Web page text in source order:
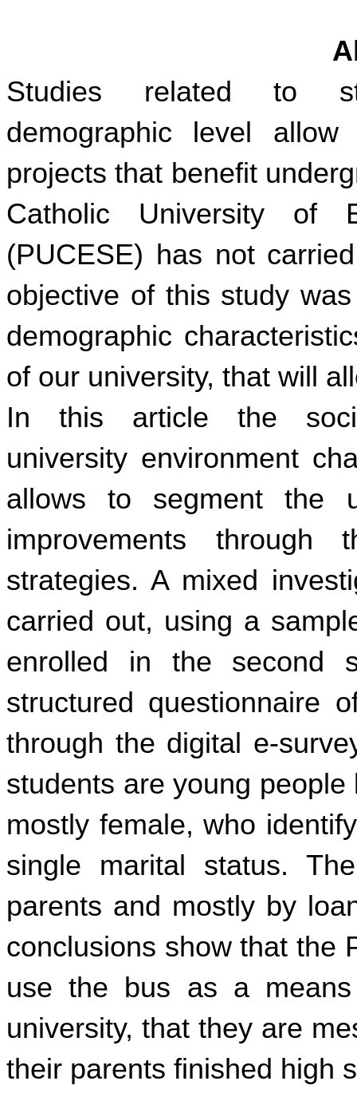
Studies related to
demographic level
projects that benefit
Catholic University of
(PUCESE) has not
objective of this study
demographic
of our university, that will
In this article the
university environment
allows to segment the
improvements
strategies. A mixed
carried out, using a
enrolled in the second
structured questionnaire
through the digital e-
students are young
mostly female, who
single marital status.
parents and mostly by
conclusions show that the
use the bus as a
university, that they are
their parents finished high